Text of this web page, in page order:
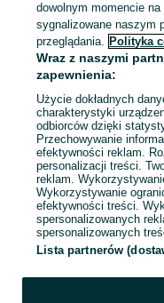
ID:1014834573
Zadzwoń /
dowolnym momencie
sygnalizowane naszym
przeglądania. Polityka
Wraz z naszymi
zapewnienia:
Użycie dokładnych
charakterystyki
odbiorców dzięki
Przechowywanie
efektywności reklam.
personalizacji treści.
reklam.
Wykorzystywanie
efektywności treści.
spersonalizowanych
spersonalizowanych
Lista partnerów